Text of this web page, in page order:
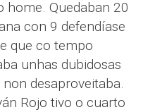
home. Quedaban 20
con 9 defendíase
que co tempo
unhas dubidosas
desaproveitaba.
Rojo tivo o cuarto